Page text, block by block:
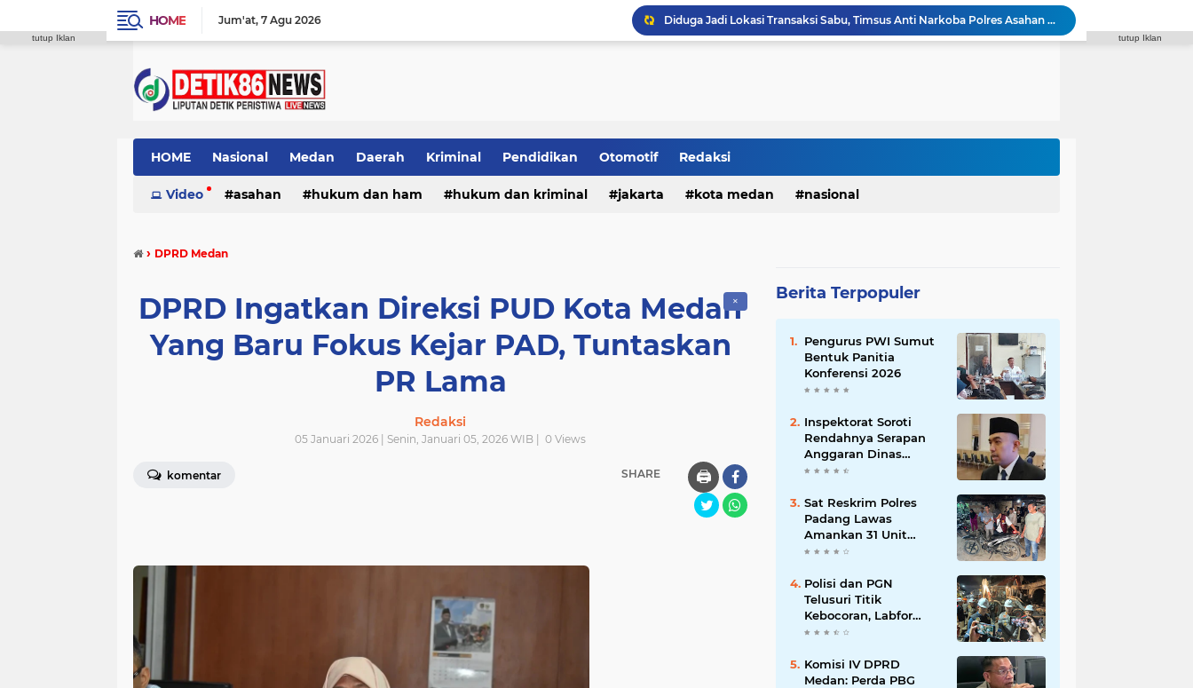
HOME Jum'at 7 Agu 2026
Diduga Jadi Lokasi Transaksi Sabu, Timsus Anti Narkoba Polres Asahan Amankan Seorang Pria dengan Barang Bukti 63,67 Gram Sabu
Satres Narkoba Polres Asahan Amankan Pria Pengedar Sabu, Sita 19,60 Gram Barang Bukti
HOME Nasional Medan Daerah Kriminal Pendidikan Otomotif Redaksi
Video asahan hukum dan ham hukum dan kriminal jakarta kota medan nasional
› DPRD Medan
✕
DPRD Ingatkan Direksi PUD Kota Medan
Yang Baru Fokus Kejar PAD, Tuntaskan
PR Lama
Redaksi
05 Januari 2026 | Senin, Januari 05, 2026 WIB | 0 Views
komentar SHARE 🖨️
Berita Terpopuler
Pengurus PWI Sumut
Bentuk Panitia
Konferensi 2026
Inspektorat Soroti
Rendahnya Serapan
Anggaran Dinas
Perkimcikataru Medan
Sat Reskrim Polres
Padang Lawas
Amankan 31 Unit
Sepeda Motor Diduga
Rumah Warga di Pasar
Latong
Polisi dan PGN
Telusuri Titik
Kebocoran, Labfor
Pastikan Ledakan
Akumulasi Gas
Komisi IV DPRD
Medan: Perda PBG
tutup Iklan tutup Iklan